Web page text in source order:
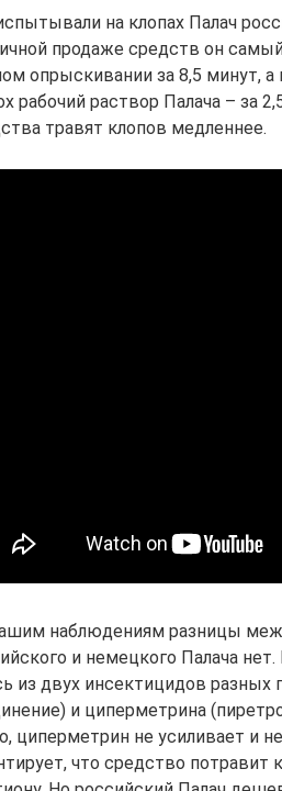
на клопах Палач
продаже средств он
опрыскивании за 8,5 минут,
рабочий раствор Палача – за
травят клопов медленнее.
наблюдениям разницы
и немецкого Палача
из двух инсектицидов разных
и циперметрина
циперметрин не усиливает и
что средство